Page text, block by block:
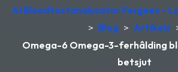
AI Bloedtestanalysator Fergees -
> Blog > Artikels
Omega-6 Omega-3-ferhâlding
betsjut